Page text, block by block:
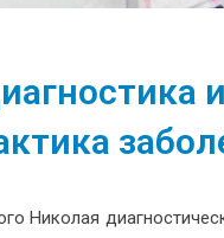
и
Николая